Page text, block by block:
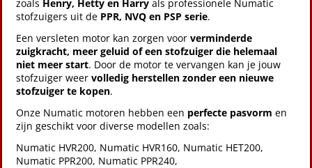
zoals Henry, Hetty en Harry als professionele Numatic
stofzuigers uit de PPR, NVQ en PSP serie.
Een versleten motor kan zorgen voor verminderde
zuigkracht, meer geluid of een stofzuiger die helemaal
niet meer start. Door de motor te vervangen kan je jouw
stofzuiger weer volledig herstellen zonder een nieuwe
stofzuiger te kopen.
Onze Numatic motoren hebben een perfecte pasvorm en
zijn geschikt voor diverse modellen zoals:
Numatic HVR200, Numatic HVR160, Numatic HET200,
Numatic PPR200, Numatic PPR240,